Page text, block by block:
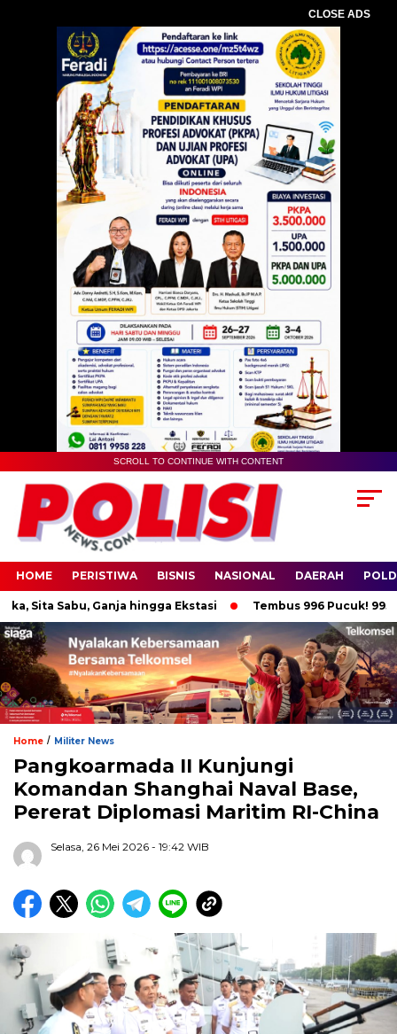
CLOSE ADS
SCROLL TO CONTINUE WITH CONTENT
HOME PERISTIWA BISNIS NASIONAL DAERAH
Sabu, Ganja hingga Ekstasi Tembus 996 Pucuk! 995
Home / Militer News
Pangkoarmada II Kunjungi
Komandan Shanghai Naval Base,
Pererat Diplomasi Maritim RI-China
Selasa, 26 Mei 2026 - 19:42 WIB